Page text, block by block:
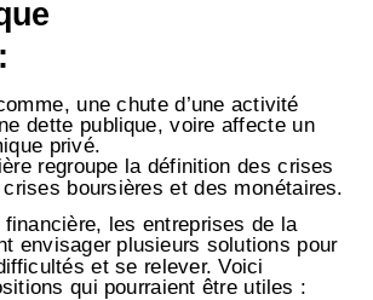
:
une chute d’une activité
dette publique, voire affecte un
privé.
regroupe la définition des crises
boursières et des monétaires.
les entreprises de la
envisager plusieurs solutions pour
et se relever. Voici
qui pourraient être utiles :